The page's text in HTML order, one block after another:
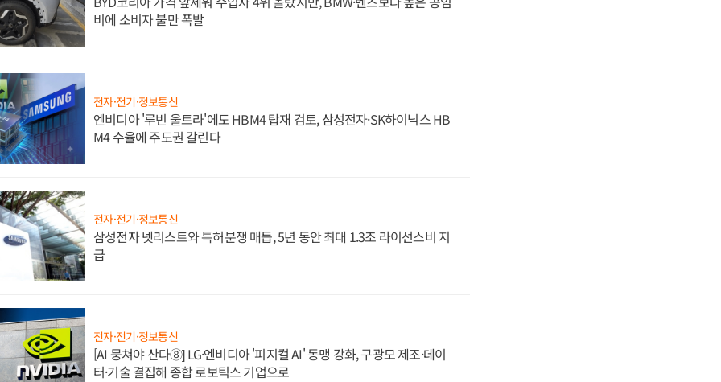
비에 소비자 불만 폭발
전자·전기·정보통신
엔비디아 '루빈 울트라'에도 HBM4 탑재 검토, 삼성전자·SK하이닉스 HB
M4 수율에 주도권 갈린다
전자·전기·정보통신
삼성전자 넷리스트와 특허분쟁 매듭, 5년 동안 최대 1.3조 라이선스비 지
급
전자·전기·정보통신
[AI 뭉쳐야 산다⑧] LG·엔비디아 '피지컬 AI' 동맹 강화, 구광모 제조·데이
터·기술 결집해 종합 로보틱스 기업으로